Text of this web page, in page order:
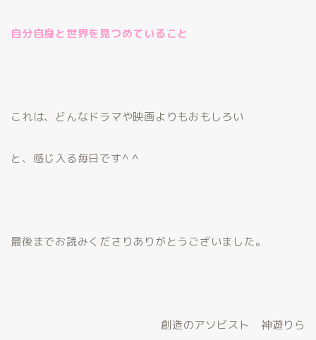
自分自身と世界を見つめていること
これは、どんなドラマや映画よりもおもしろい
と、感じ入る毎日です^ ^
最後までお読みくださりありがとうございました。
創造のアソビスト 神遊りら